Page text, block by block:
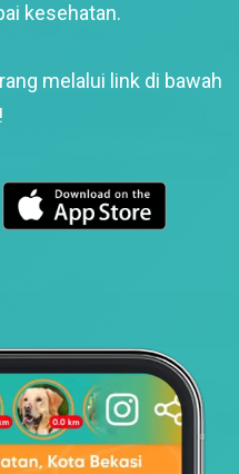
kesehatan.
melalui link di bawah